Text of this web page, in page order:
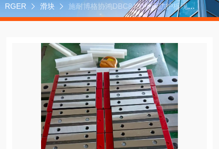
RGER
滑块
施耐博格协鸿DBC8430机床防护板现场
订制安装滑块